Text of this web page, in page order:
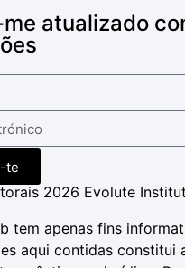
atualizado
te
2026 Evolute
tem apenas fins
aqui contidas constitui